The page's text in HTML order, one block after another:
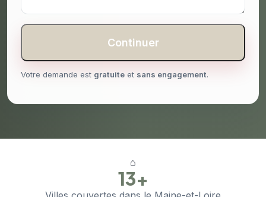
Continuer
Votre demande est gratuite et sans engagement.
⌂
13+